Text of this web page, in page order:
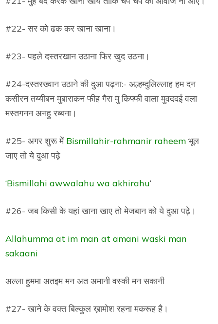
#22- सर को ढक कर खाना खाना।
#23- पहले दस्तरखान उठाना फिर खुद उठना।
#24-दस्तरख्वान उठाने की दुआ पढ़ना:- अल्हम्दुलिल्लाह हम दन
कसीरन तय्यीबन मुबाराकन फीह गैरा मु किफ्फी वाला मुवददई वला
मस्तगनन अनहु रब्बना।
#25- अगर शुरू में Bismillahir-rahmanir raheem भूल
जाए तो ये दुआ पढ़े
‘Bismillahi awwalahu wa akhirahu‘
#26- जब किसी के यहां खाना खाए तो मेजबान को ये दुआ पढ़े।
Allahumma at im man at amani waski man
sakaani
अल्ला हुममा अतइम मन अत अमानी वस्की मन सकानी
#27- खाने के वक्त बिल्कुल ख़ामोश रहना मकरूह है।